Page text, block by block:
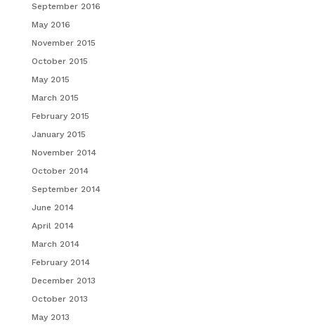
September 2016
May 2016
November 2015
October 2015
May 2015
March 2015
February 2015
January 2015
November 2014
October 2014
September 2014
June 2014
April 2014
March 2014
February 2014
December 2013
October 2013
May 2013